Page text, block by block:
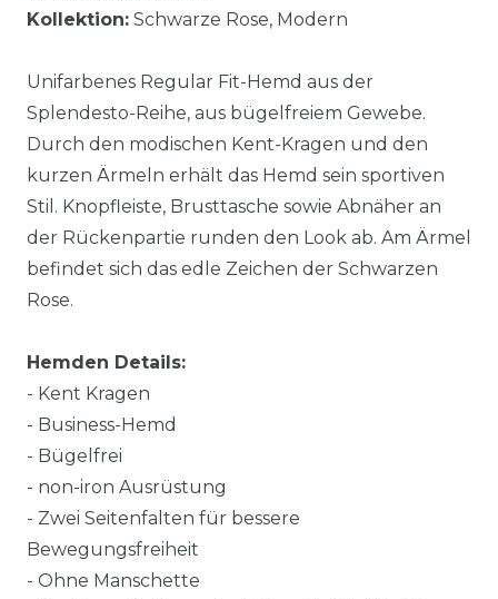
Kollektion: Schwarze Rose, Modern
Unifarbenes Regular Fit-Hemd aus der
Splendesto-Reihe, aus bügelfreiem Gewebe.
Durch den modischen Kent-Kragen und den
kurzen Ärmeln erhält das Hemd sein sportiven
Stil. Knopfleiste, Brusttasche sowie Abnäher an
der Rückenpartie runden den Look ab. Am Ärmel
befindet sich das edle Zeichen der Schwarzen
Rose.
Hemden Details:
- Kent Kragen
- Business-Hemd
- Bügelfrei
- non-iron Ausrüstung
- Zwei Seitenfalten für bessere
Bewegungsfreiheit
- Ohne Manschette